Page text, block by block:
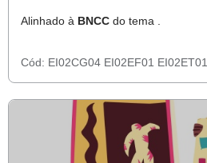
Alinhado à BNCC do tema .
Cód: EI02CG04 EI02EF01 EI02ET01